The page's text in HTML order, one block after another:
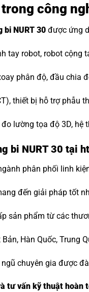
công
bi NURT 30 được ứng
tay robot, robot cộng
phân độ, đầu chia
thiết bị hỗ trợ phẫu
lường tọa độ 3D, hệ
bi NURT 30 tại
phân phối linh
đến giải pháp tốt
sản phẩm từ các
Hàn Quốc, Trung
chuyên gia được
tư vấn kỹ thuật hoàn